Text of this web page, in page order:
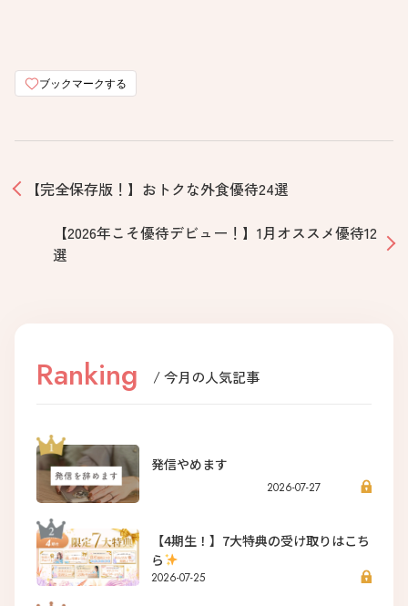
ブックマークする
【完全保存版！】おトクな外食優待24選
【2026年こそ優待デビュー！】1月オススメ優待12
選
Ranking / 今月の人気記事
発信やめます
2026-07-27
【4期生！】7大特典の受け取りはこち
ら
2026-07-25